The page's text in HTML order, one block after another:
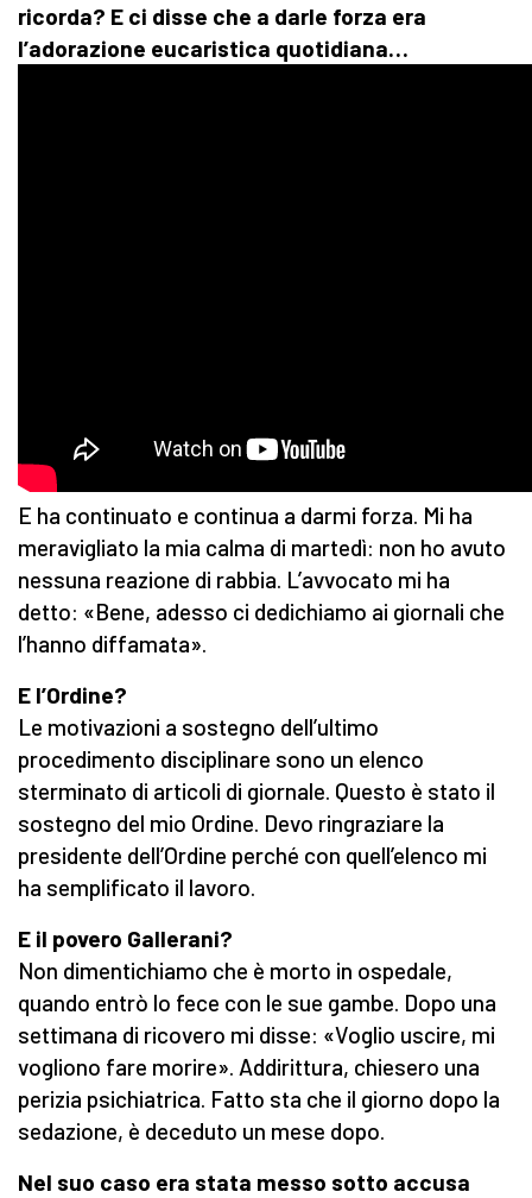
ricorda? E ci disse che a darle forza era
l’adorazione eucaristica quotidiana…
E ha continuato e continua a darmi forza. Mi ha
meravigliato la mia calma di martedì: non ho avuto
nessuna reazione di rabbia. L’avvocato mi ha
detto: «Bene, adesso ci dedichiamo ai giornali che
l’hanno diffamata».
E l’Ordine?
Le motivazioni a sostegno dell’ultimo
procedimento disciplinare sono un elenco
sterminato di articoli di giornale. Questo è stato il
sostegno del mio Ordine. Devo ringraziare la
presidente dell’Ordine perché con quell’elenco mi
ha semplificato il lavoro.
E il povero Gallerani?
Non dimentichiamo che è morto in ospedale,
quando entrò lo fece con le sue gambe. Dopo una
settimana di ricovero mi disse: «Voglio uscire, mi
vogliono fare morire». Addirittura, chiesero una
perizia psichiatrica. Fatto sta che il giorno dopo la
sedazione, è deceduto un mese dopo.
Nel suo caso era stata messo sotto accusa